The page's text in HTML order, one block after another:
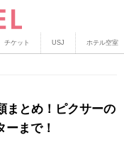
チケット USJ ホテル空室
まとめ！ピクサーの
まで！